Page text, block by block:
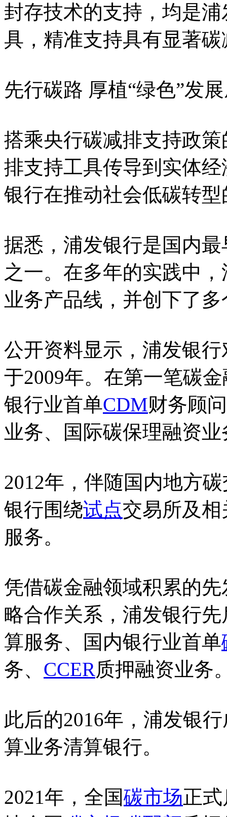
封存技术的支持，均是
具，精准支持具有显著
先行碳路 厚植“绿色”发
搭乘央行碳减排支持政
排支持工具传导到实体
银行在推动社会低碳转
据悉，浦发银行是国内最
之一。在多年的实践中
业务产品线，并创下了
公开资料显示，浦发银
于2009年。在第一笔碳
银行业首单CDM财务顾
业务、国际碳保理融资
2012年，伴随国内地方
银行围绕试点交易所及相
服务。
凭借碳金融领域积累的
略合作关系，浦发银行
算服务、国内银行业首单
务、 CCER质押融资业务
此后的2016年，浦发银
算业务清算银行。
2021年，全国碳市场正